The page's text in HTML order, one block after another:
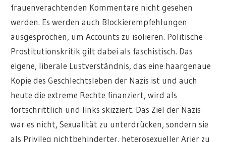
frauenverachtenden Kommentare nicht gesehen
werden. Es werden auch Blockierempfehlungen
ausgesprochen, um Accounts zu isolieren. Politische
Prostitutionskritik gilt dabei als faschistisch. Das
eigene, liberale Lustverständnis, das eine haargenaue
Kopie des Geschlechtsleben der Nazis ist und auch
heute die extreme Rechte finanziert, wird als
fortschrittlich und links skizziert. Das Ziel der Nazis
war es nicht, Sexualität zu unterdrücken, sondern sie
als Privileg nichtbehinderter, heterosexueller Arier zu